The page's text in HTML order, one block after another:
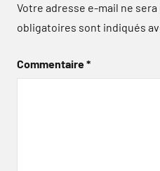
Votre adresse e-mail ne sera
obligatoires sont indiqués
Commentaire*